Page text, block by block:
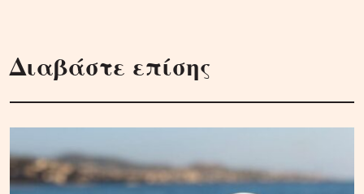
Διαβάστε επίσης